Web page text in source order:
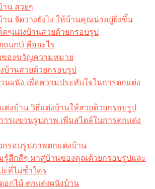
น สวยๆ
าน จัดวางยังไง ให้บ้านคุณน่าอยู่ยิ่งขึ้น
ดๆแต่งบ้านสวยด้วยกรอบรูป
คืออะไร​
ของขวัญความหมาย
บ้านสวยด้วยกรอบรูป
นผนัง เพื่อความประทับใจในการตกแต่ง
ต่งบ้าน วิธีแต่งบ้านให้สวยด้วยกรอบรูป
ารแขวนรูปภาพ เพิ่มสไตล์ในการตกแต่ง
กรอบรูปภาพตกแต่งบ้าน
รู้สึกดีๆ มาสู่บ้านของคุณด้วยกรอบรูปและ
ะที่ไม่ซ้ำใคร
อกไม้ ตกแต่งผนังบ้าน